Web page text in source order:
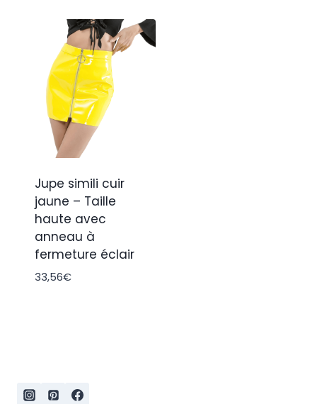
Jupe simili cuir
jaune – Taille
haute avec
anneau à
fermeture éclair
33,56€